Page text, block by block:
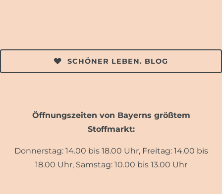
SCHÖNER LEBEN. BLOG
Öffnungszeiten von Bayerns größtem
Stoffmarkt:
Donnerstag: 14.00 bis 18.00 Uhr, Freitag: 14.00 bis
18.00 Uhr, Samstag: 10.00 bis 13.00 Uhr